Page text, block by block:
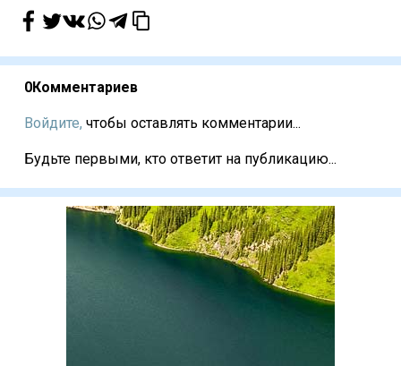
0Комментариев
Войдите, чтобы оставлять комментарии...
Будьте первыми, кто ответит на публикацию...